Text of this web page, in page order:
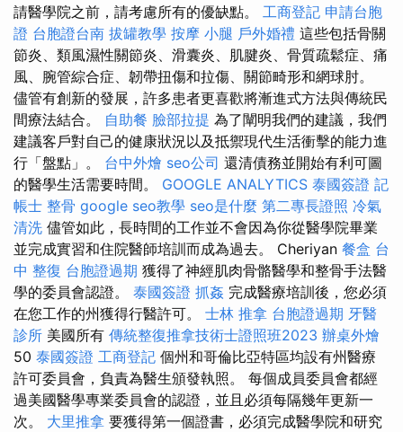
請醫學院之前，請考慮所有的優缺點。 工商登記 申請台胞
證 台胞證台南 拔罐教學 按摩 小腿 戶外婚禮 這些包括骨關
節炎、類風濕性關節炎、滑囊炎、肌腱炎、骨質疏鬆症、痛
風、腕管綜合症、韌帶扭傷和拉傷、關節畸形和網球肘。
儘管有創新的發展，許多患者更喜歡將漸進式方法與傳統民
間療法結合。 自助餐 臉部拉提 為了闡明我們的建議，我們
建議客戶對自己的健康狀況以及抵禦現代生活衝擊的能力進
行「盤點」。 台中外燴 seo公司 還清債務並開始有利可圖
的醫學生活需要時間。 GOOGLE ANALYTICS 泰國簽證 記
帳士 整骨 google seo教學 seo是什麼 第二專長證照 冷氣
清洗 儘管如此，長時間的工作並不會因為你從醫學院畢業
並完成實習和住院醫師培訓而成為過去。 Cheriyan 餐盒 台
中 整復 台胞證過期 獲得了神經肌肉骨骼醫學和整骨手法醫
學的委員會認證。 泰國簽證 抓姦 完成醫療培訓後，您必須
在您工作的州獲得行醫許可。 士林 推拿 台胞證過期 牙醫
診所 美國所有 傳統整復推拿技術士證照班2023 辦桌外燴
50 泰國簽證 工商登記 個州和哥倫比亞特區均設有州醫療
許可委員會，負責為醫生頒發執照。 每個成員委員會都經
過美國醫學專業委員會的認證，並且必須每隔幾年更新一
次。 大里推拿 要獲得第一個證書，必須完成醫學院和研究